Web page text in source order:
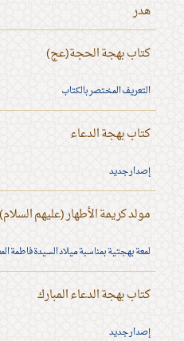
هدر
كتاب بهجة الحجة(عج)
التعريف المختصر بالكتاب
كتاب بهجة الدعاء
إصدار جديد
مولد كريمة الأطهار (عليهم السلام)
لمعة بهجتية بمناسبة ميلاد السيدة فاطمة
كتاب بهجة الدعاء المبارك
إصدار جديد